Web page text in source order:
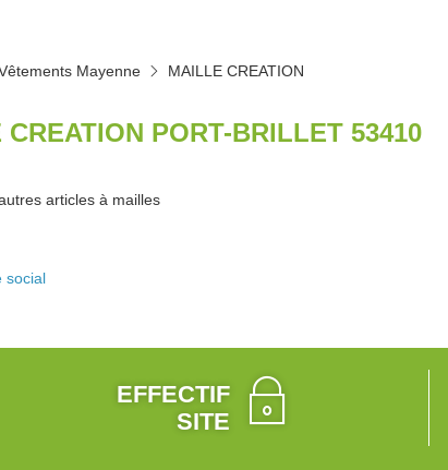
Mayenne MAILLE CREATION
PORT-BRILLET 53410
articles à mailles
social
EFFECTIF
SITE